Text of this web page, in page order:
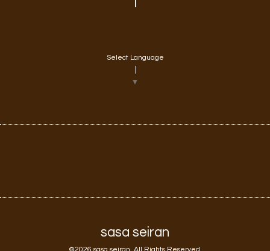
1
Select Language
▼
sasa seiran
©2026 sasa seiran . All Rights Reserved.